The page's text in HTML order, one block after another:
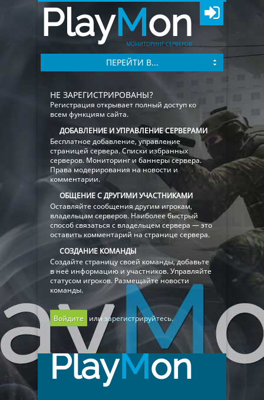
PlayMon
МОНИТОРИНГ СЕРВЕРОВ
ПЕРЕЙТИ В...
НЕ ЗАРЕГИСТРИРОВАНЫ?
Регистрация открывает полный доступ ко
всем функциям сайта.
ДОБАВЛЕНИЕ И УПРАВЛЕНИЕ СЕРВЕРАМИ
Бесплатное добавление, управление
страницей сервера. Списки избранных
серверов. Мониторинг и баннеры сервера.
Права модерирования на новости и
комментарии.
ОБЩЕНИЕ С ДРУГИМИ УЧАСТНИКАМИ
Оставляйте сообщения другим игрокам,
владельцам серверов. Наиболее быстрый
способ связаться с владельцем сервера — это
оставить комментарий на странице сервера.
СОЗДАНИЕ КОМАНДЫ
Создайте страницу своей команды, добавьте
в неё информацию и участников. Управляйте
статусом игроков. Размещайте новости
команды.
Войдите или зарегистрируйтесь.
PlayMon